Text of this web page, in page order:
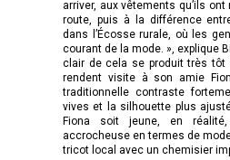
arriver, aux vêtements qu’ils
route, puis à la différence
dans l’Écosse rurale, où les
courant de la mode. », explique
clair de cela se produit très tôt
rendent visite à son amie
traditionnelle contraste
vives et la silhouette plus
Fiona soit jeune, en
accrocheuse en termes de
tricot local avec un chemisier